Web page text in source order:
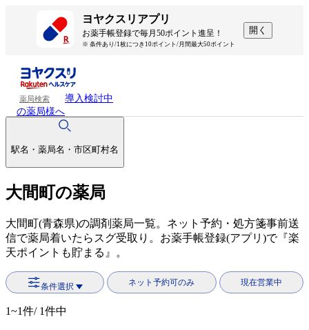
ヨヤクスリアプリ
お薬手帳登録で毎月50ポイント進呈！
※ 条件あり/1枚につき10ポイント/月間最大50ポイント
開く
薬局検索
導入検討中
の薬局様へ
駅名・薬局名・市区町村名
大間町の薬局
大間町(青森県)の調剤薬局一覧。ネット予約・処方箋事前送
信で薬局着いたらスグ受取り。お薬手帳登録(アプリ)で『楽
天ポイントも貯まる』。
条件選択 ネット予約可のみ 現在営業中
1~1件/ 1件中